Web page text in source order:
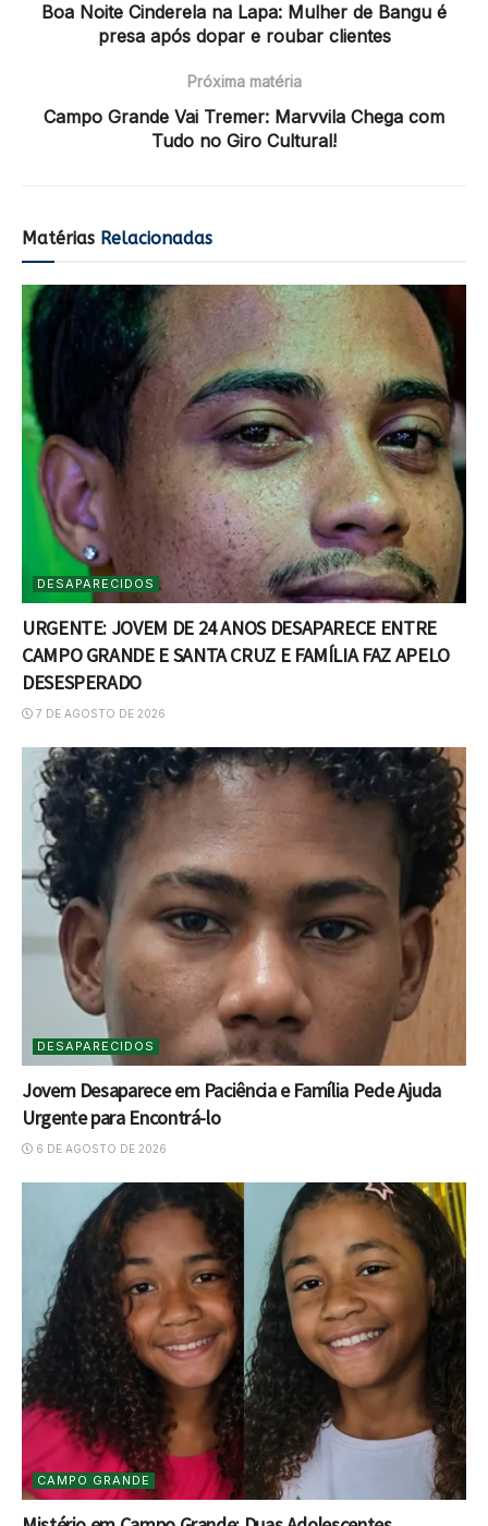
Boa Noite Cinderela na Lapa: Mulher de Bangu é
presa após dopar e roubar clientes
Próxima matéria
Campo Grande Vai Tremer: Marvvila Chega com
Tudo no Giro Cultural!
Matérias Relacionadas
DESAPARECIDOS
URGENTE: JOVEM DE 24 ANOS DESAPARECE ENTRE
CAMPO GRANDE E SANTA CRUZ E FAMÍLIA FAZ APELO
DESESPERADO
7 DE AGOSTO DE 2026
DESAPARECIDOS
Jovem Desaparece em Paciência e Família Pede Ajuda
Urgente para Encontrá-lo
6 DE AGOSTO DE 2026
CAMPO GRANDE